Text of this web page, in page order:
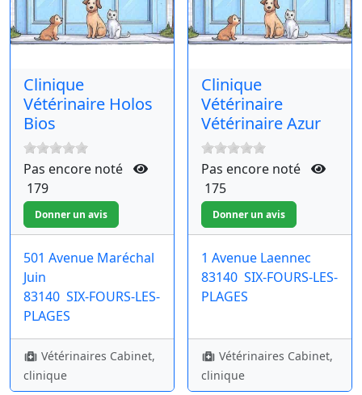
Clinique
Vétérinaire Holos
Bios
Pas encore noté
179
501 Avenue Maréchal
Juin
83140 SIX-FOURS-LES-
PLAGES
Vétérinaires Cabinet,
clinique
Clinique
Vétérinaire
Vétérinaire Azur
Pas encore noté
175
1 Avenue Laennec
83140 SIX-FOURS-LES-
PLAGES
Vétérinaires Cabinet,
clinique